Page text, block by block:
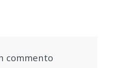
commento